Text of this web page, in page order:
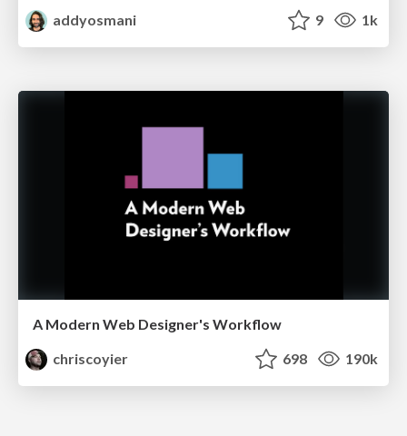
addyosmani
9 1k
A Modern Web Designer's Workflow
chriscoyier
698 190k